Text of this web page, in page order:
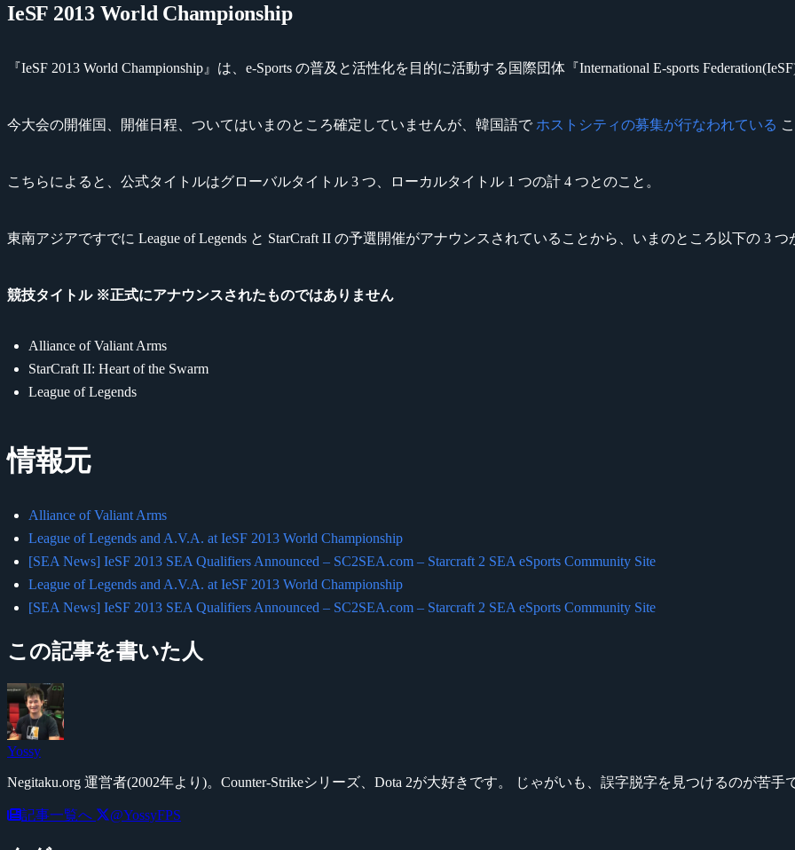
IeSF 2013 World Championship
『IeSF 2013 World Championship』は、e-Sports の普及と活性化を目的に活動する国際団体『International E-sports
今大会の開催国、開催日程、ついてはいまのところ確定していませんが、韓国語で ホストシティの募集が行なわれている
こちらによると、公式タイトルはグローバルタイトル 3 つ、ローカルタイトル 1 つの計 4 つとのこと。
東南アジアですでに League of Legends と StarCraft II の予選開催がアナウンスされていることから、いまのところ以下の 3
競技タイトル ※正式にアナウンスされたものではありません
Alliance of Valiant Arms
StarCraft II: Heart of the Swarm
League of Legends
情報元
Alliance of Valiant Arms
League of Legends and A.V.A. at IeSF 2013 World Championship
[SEA News] IeSF 2013 SEA Qualifiers Announced – SC2SEA.com – Starcraft 2 SEA eSports Community Site
League of Legends and A.V.A. at IeSF 2013 World Championship
[SEA News] IeSF 2013 SEA Qualifiers Announced – SC2SEA.com – Starcraft 2 SEA eSports Community Site
この記事を書いた人
Yossy
Negitaku.org 運営者(2002年より)。Counter-Strikeシリーズ、Dota 2が大好きです。 じゃがいも、誤字脱字を見つけるのが苦
記事一覧へ @YossyFPS